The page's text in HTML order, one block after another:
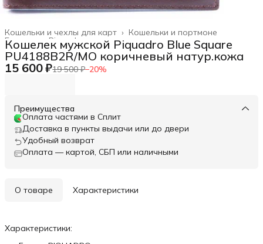
Кошельки и портмоне
Кошельки и чехлы для карт ›
Piquadro ›
Главная ›
Кошелек мужской Piquadro Blue Square
PU4188B2R/MO коричневый натур.кожа
15 600 ₽19 500 ₽−20%
Преимущества
Оплата частями в Сплит
Доставка в пункты выдачи или до двери
Удобный возврат
Оплата — картой, СБП или наличными
О товаре Характеристики
Характеристики: